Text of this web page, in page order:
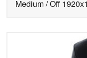
Medium / Off